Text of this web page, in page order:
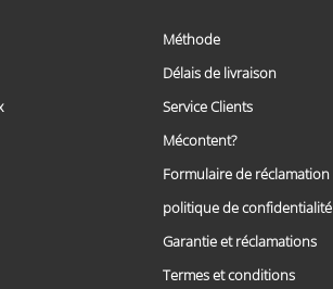
Méthode
Délais de livraison
Service Clients
Mécontent?
Formulaire de réclamation
politique de confidentialité
Garantie et réclamations
Termes et conditions